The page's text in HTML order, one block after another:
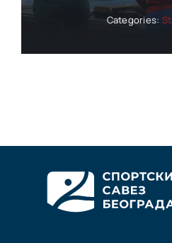
Categories: